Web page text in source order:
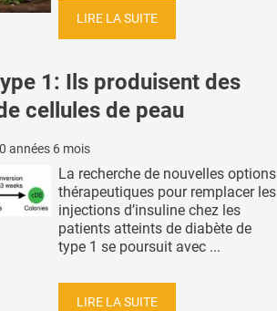
LIRE LA SUITE
1: Ils produisent des
cellules de peau
années 6 mois
La recherche de nouvelles options
thérapeutiques pour remplacer les
injections d’insuline chez les
patients atteints de diabète de
type 1 se poursuit avec ...
LIRE LA SUITE